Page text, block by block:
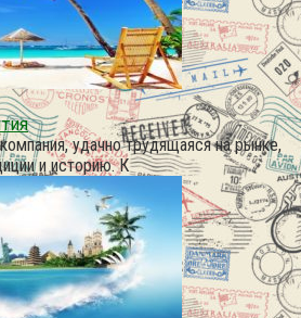
удачно трудящаяся на рынке,
и историю. К